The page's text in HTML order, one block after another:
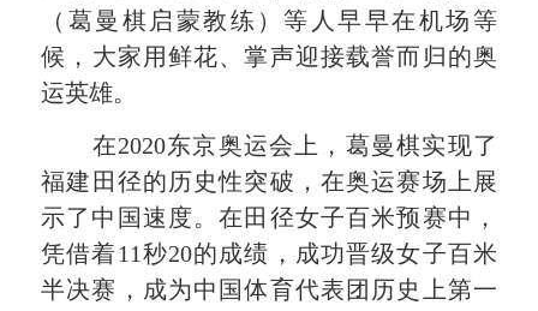
（葛曼棋启蒙教练）等人早早在机场等
候 ， 大家用鲜花、掌声迎接载誉而归的奥
运英雄。
在2020东京奥运会上，葛曼棋实现了
福建 田径的历史性突破 ， 在奥运赛场上展
示了中国速度。在田径女子百米预赛中，
凭借着11秒20的成绩，成功晋级女子百米
半决赛 ， 成为中国体育代表团历史上第一